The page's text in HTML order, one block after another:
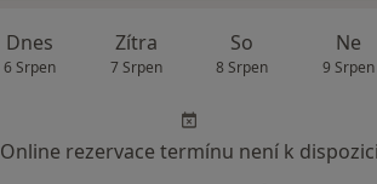
Dnes
6 Srpen
Zítra
7 Srpen
So
8 Srpen
Ne
9 Srpen
Online rezervace termínu není k dispozici